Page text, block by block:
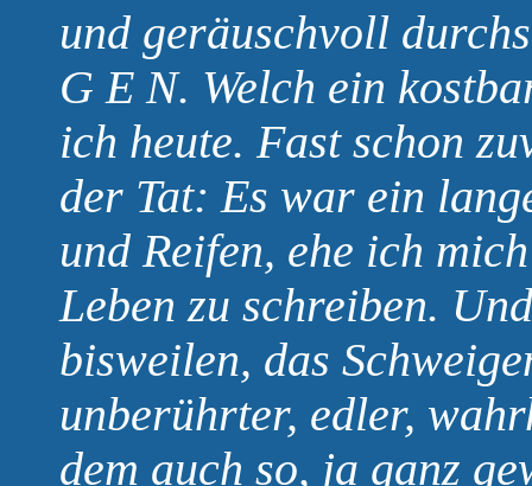
und geräuschvoll
G E N. Welch ein
ich heute. Fast schon
der Tat: Es war ein
und Reifen, ehe ich
Leben zu schreiben.
bisweilen, das
unberührter, edler,
dem auch so, ja ganz